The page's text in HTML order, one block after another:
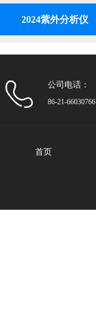
2024紫外分析仪
公司电话：
86-21-66030766
首页